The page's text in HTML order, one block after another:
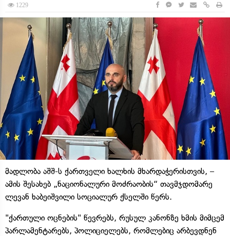
1229
მადლობა აშშ-ს ქართველი ხალხის მხარდაჭერისთვის, –
ამის შესახებ „ნაციონალური მოძრაობის“ თავმჯდომარე
ლევან ხაბეიშვილი სოციალურ ქსელში წერს.
"ქართული ოცნების" წევრებს, რუსულ კანონზე ხმის მიმცემ
პარლამენტარებს, პოლიციელებს, რომლებიც არბევდნენ